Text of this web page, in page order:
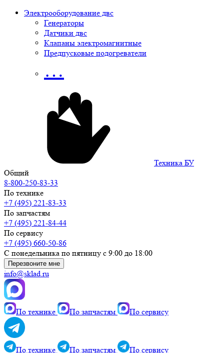
Электрооборудование двс
Генераторы
Датчики двс
Клапаны электромагнитные
Предпусковые подогреватели
…
Техника БУ
Общий
8-800-250-83-33
По технике
+7 (495) 221-83-33
По запчастям
+7 (495) 221-84-44
По сервису
+7 (495) 660-50-86
С понедельника по пятницу с 9:00 до 18:00
Перезвоните мне
info@sklad.ru
По технике По запчастям По сервису
По технике По запчастям По сервису